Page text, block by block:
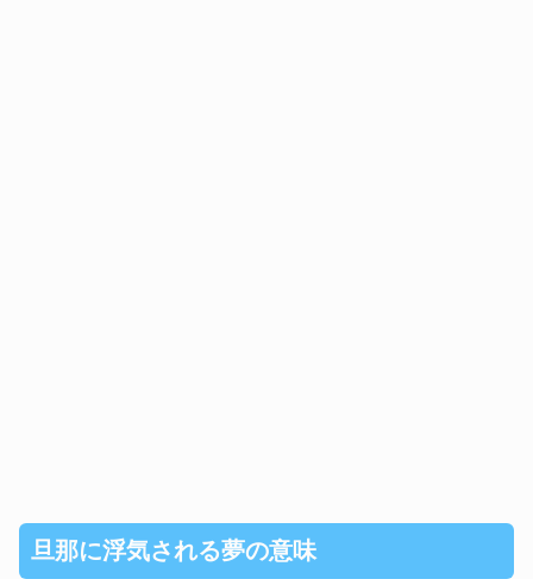
旦那に浮気される夢の意味